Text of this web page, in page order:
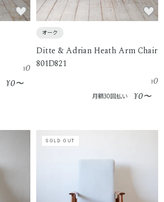
¥0
¥0〜
オーク
Ditte & Adrian Heath Arm Chair
801D821
¥0
月額30回払い ¥0〜
SOLD OUT